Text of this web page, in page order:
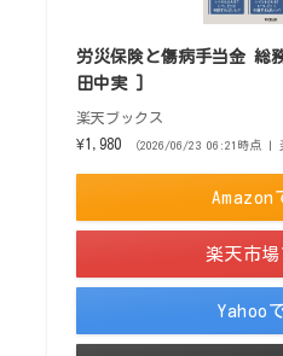
労災保険と傷病手当金 総
田中実 ]
楽天ブックス
¥1,980
（2026/06/23 06:21時点 |
Amazon
楽天市
Yahoo